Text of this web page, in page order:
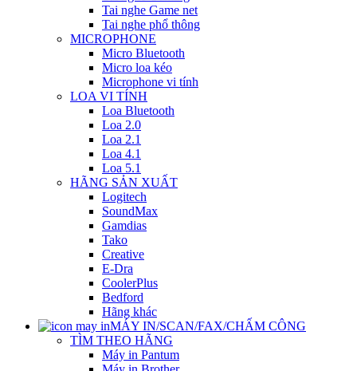
Tai nghe Game net
Tai nghe phổ thông
MICROPHONE
Micro Bluetooth
Micro loa kéo
Microphone vi tính
LOA VI TÍNH
Loa Bluetooth
Loa 2.0
Loa 2.1
Loa 4.1
Loa 5.1
HÃNG SẢN XUẤT
Logitech
SoundMax
Gamdias
Tako
Creative
E-Dra
CoolerPlus
Bedford
Hãng khác
MÁY IN/SCAN/FAX/CHẤM CÔNG
TÌM THEO HÃNG
Máy in Pantum